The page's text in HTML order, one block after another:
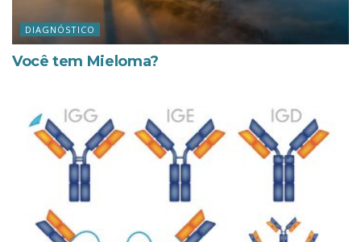
DIAGNÓSTICO
Você tem Mieloma?